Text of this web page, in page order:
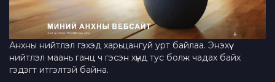
Анхны нийтлэл гэхэд харьцангуй урт байлаа. Энэхүү
нийтлэл маань ганц ч гэсэн хүнд тус болж чадах байх
гэдэгт итгэлтэй байна.